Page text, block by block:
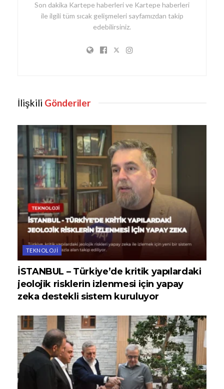
Son dakika Kartepe haberleri ve Kartepe haberleri
ile ilgili tüm sıcak gelişmeleri sayfamızdan takip
edebilirsiniz.
İlişkili Gönderiler
TEKNOLOJI
İSTANBUL – Türkiye’de kritik yapılardaki
jeolojik risklerin izlenmesi için yapay
zeka destekli sistem kuruluyor